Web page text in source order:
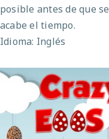
posible antes de que se
acabe el tiempo.
Idioma: Inglés
Crazy eggs